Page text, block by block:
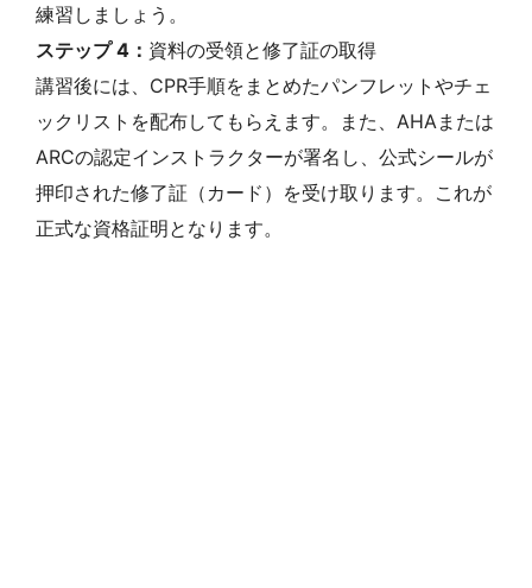
練習しましょう。
ステップ 4： 資料の受領と修了証の取得
講習後には、CPR手順をまとめたパンフレットやチェ
ックリストを配布してもらえます。また、AHAまたは
ARCの認定インストラクターが署名し、公式シールが
押印された修了証（カード）を受け取ります。これが
正式な資格証明となります。